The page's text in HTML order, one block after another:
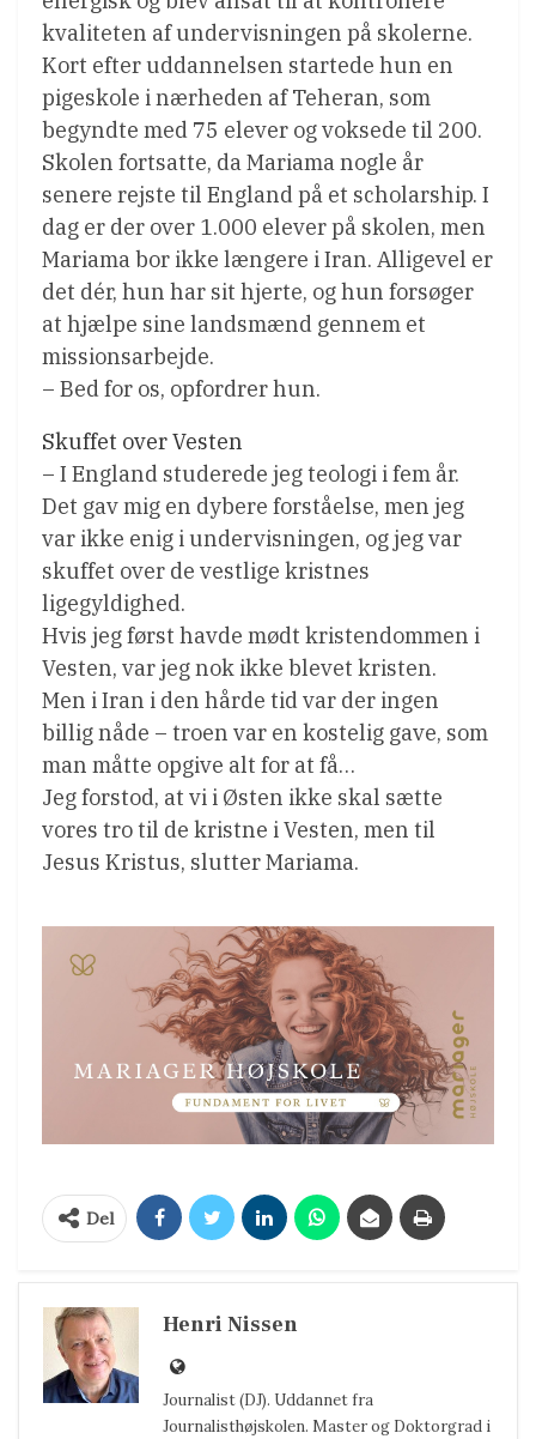
kvaliteten af undervisningen på skolerne.
Kort efter uddannelsen startede hun en
pigeskole i nærheden af Teheran, som
begyndte med 75 elever og voksede til 200.
Skolen fortsatte, da Mariama nogle år
senere rejste til England på et scholarship. I
dag er der over 1.000 elever på skolen, men
Mariama bor ikke længere i Iran. Alligevel er
det dér, hun har sit hjerte, og hun forsøger
at hjælpe sine landsmænd gennem et
missionsarbejde.
– Bed for os, opfordrer hun.
Skuffet over Vesten
– I England studerede jeg teologi i fem år.
Det gav mig en dybere forståelse, men jeg
var ikke enig i undervisningen, og jeg var
skuffet over de vestlige kristnes
ligegyldighed.
Hvis jeg først havde mødt kristendommen i
Vesten, var jeg nok ikke blevet kristen.
Men i Iran i den hårde tid var der ingen
billig nåde – troen var en kostelig gave, som
man måtte opgive alt for at få…
Jeg forstod, at vi i Østen ikke skal sætte
vores tro til de kristne i Vesten, men til
Jesus Kristus, slutter Mariama.
Del
Henri Nissen
Journalist (DJ). Uddannet fra
Journalisthøjskolen. Master og Doktorgrad i